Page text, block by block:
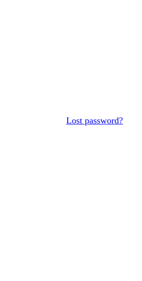
Lost password?